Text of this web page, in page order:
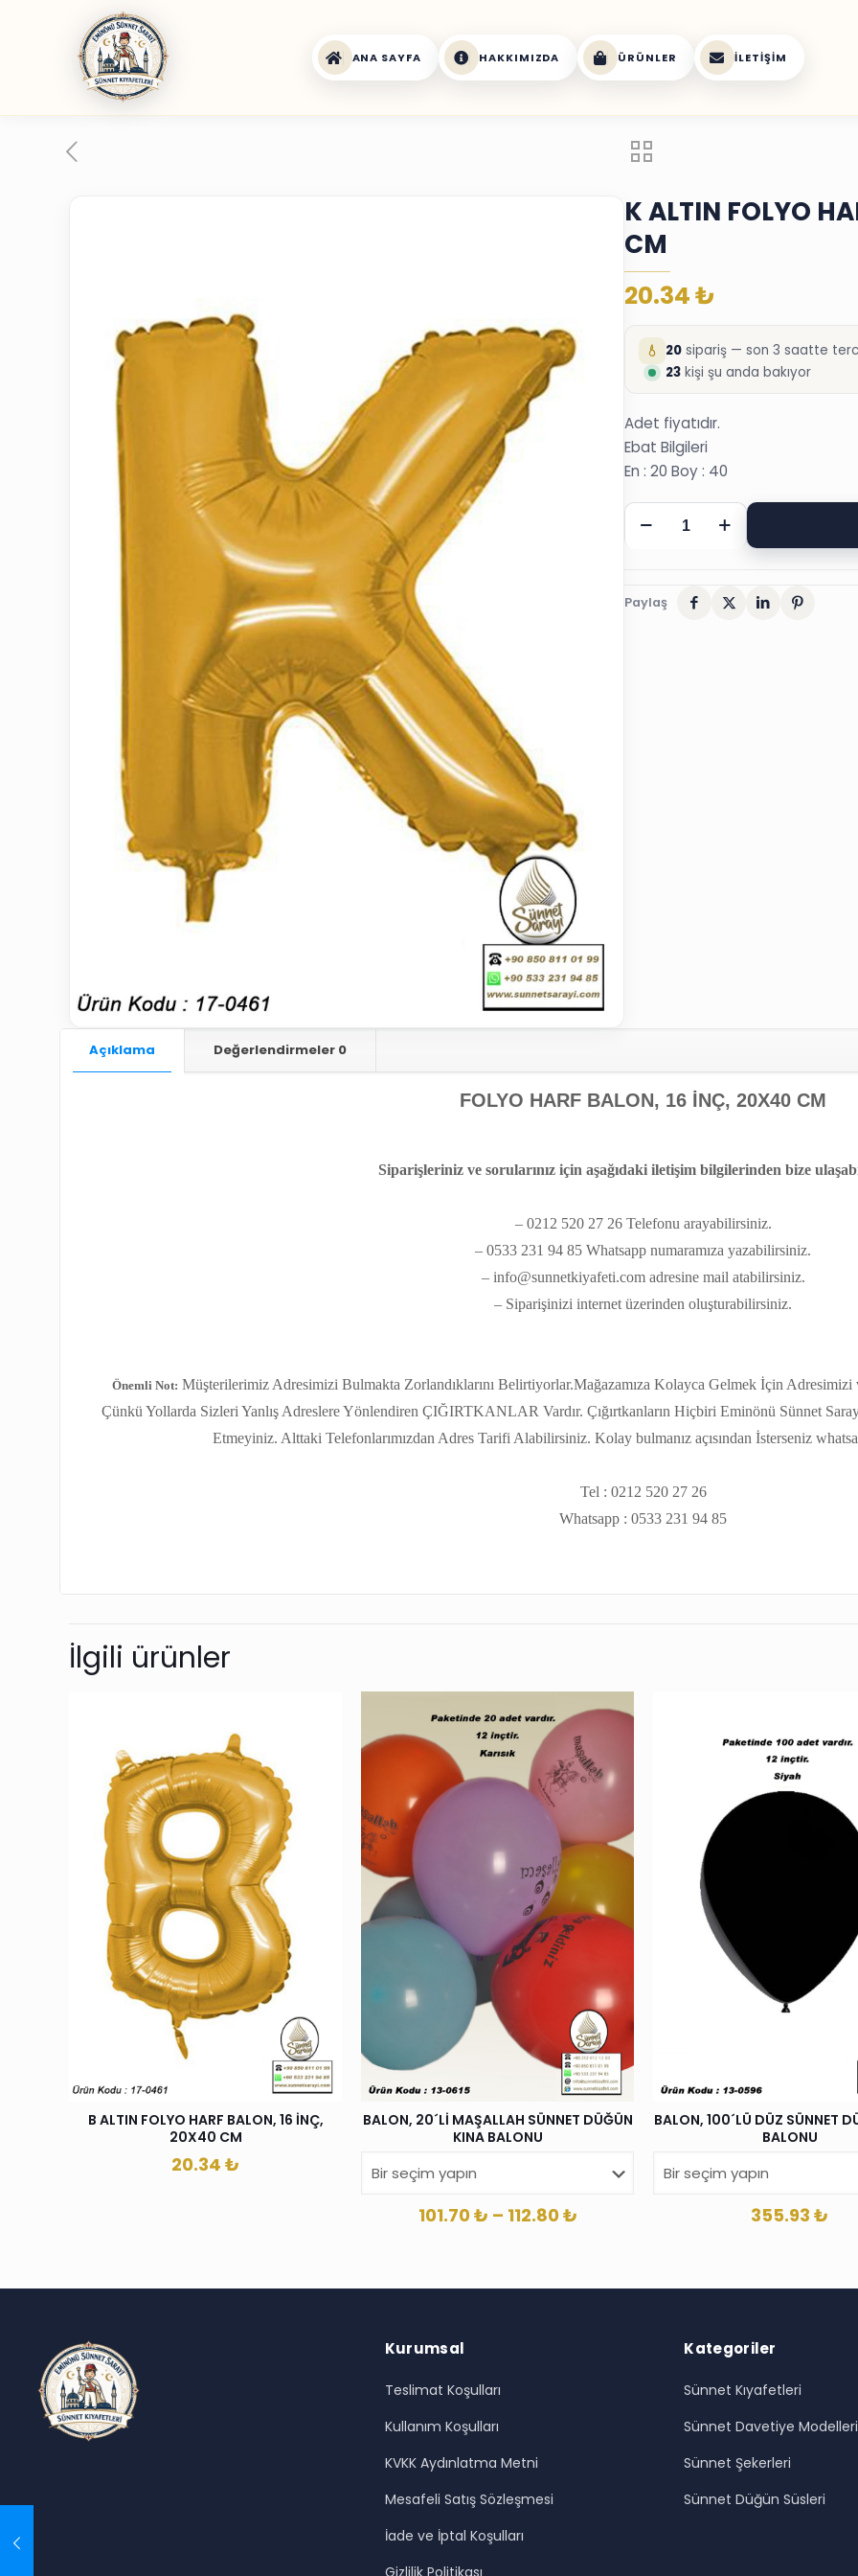
ANA SAYFA HAKKIMIZDA ÜRÜNLER İLETIŞIM
K ALTIN FOLYO
CM
20.34₺
20 sipariş — son 3 saatte
23 kişi şu anda bakıyor
Adet fiyatıdır.
Ebat Bilgileri
En : 20 Boy : 40
K
ALTIN
HARF
Paylaş
Açıklama Değerlendirmeler 0
FOLYO HARF BALON, 16 İNÇ, 20X40 CM
Siparişleriniz ve sorularınız için aşağıdaki iletişim bilgilerinden bize
– 0212 520 27 26 Telefonu arayabilirsiniz.
– 0533 231 94 85 Whatsapp numaramıza yazabilirsiniz.
– info@sunnetkiyafeti.com adresine mail atabilirsiniz.
– Siparişinizi internet üzerinden oluşturabilirsiniz.
Önemli Not: Müşterilerimiz Adresimizi Bulmakta Zorlandıklarını Belirtiyorlar.Mağazamıza Kolayca Gelmek İçin Adresimizi
Çünkü Yollarda Sizleri Yanlış Adreslere Yönlendiren ÇIĞIRTKANLAR Vardır. Çığırtkanların Hiçbiri Eminönü Sünnet
Etmeyiniz. Alttaki Telefonlarımızdan Adres Tarifi Alabilirsiniz. Kolay bulmanız açısından İsterseniz
Tel : 0212 520 27 26
Whatsapp : 0533 231 94 85
İlgili ürünler
B ALTIN FOLYO HARF BALON, 16 İNÇ,
20X40 CM
20.34 ₺
BALON, 20´Lİ MAŞALLAH SÜNNET DÜĞÜN
KINA BALONU
101.70₺ – 112.80₺Fiyat
-
BALON, 100´LÜ DÜZ SÜNNET
BALONU
355.93 ₺
Kurumsal
Teslimat Koşulları
Kullanım Koşulları
KVKK Aydınlatma Metni
Mesafeli Satış Sözleşmesi
İade ve İptal Koşulları
Gizlilik Politikası
Kategoriler
Sünnet Kıyafetleri
Sünnet Davetiye Modelleri
Sünnet Şekerleri
Sünnet Düğün Süsleri